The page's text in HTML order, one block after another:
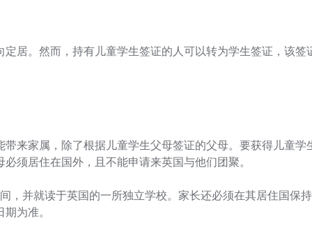
定居。然而，持有儿童学生签证的人可以转为学生签证，该
带来家属，除了根据儿童学生父母签证的父母。要获得儿童
须居住在国外，且不能申请来英国与他们团聚。
，并就读于英国的一所独立学校。家长还必须在其居住国保
为准。